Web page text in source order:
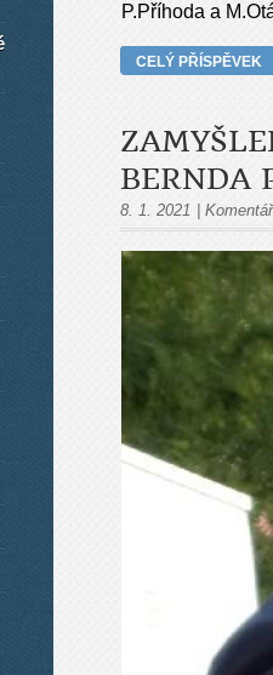
P.Příhoda a
CELÝ PŘÍSPĚVEK
BERNDA
8. 1. 2021